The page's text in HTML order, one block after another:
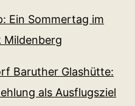
Ein Sommertag im
Mildenberg
Baruther Glashütte:
als Ausflugsziel